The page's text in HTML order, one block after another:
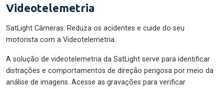
Videotelemetria
SatLight Câmeras: Reduza os acidentes e cuide do seu
motorista com a Videotelemetria.
A solução de videotelemetria da SatLight serve para identificar
distrações e comportamentos de direção perigosa por meio da
análise de imagens. Acesse as gravações para verificar